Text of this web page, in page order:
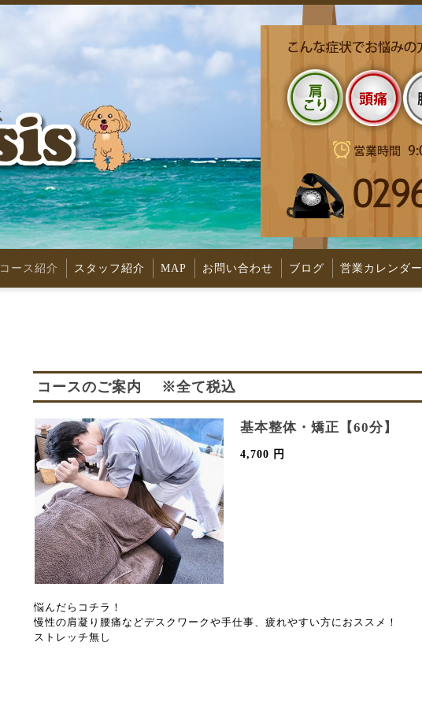
コース紹介 スタッフ紹介 MAP お問い合わせ ブログ 営業カレンダー
コースのご案内 ※全て税込
基本整体・矯正【60分】
4,700 円
悩んだらコチラ！
慢性の肩凝り腰痛などデスクワークや手仕事、疲れやすい方におススメ！
ストレッチ無し